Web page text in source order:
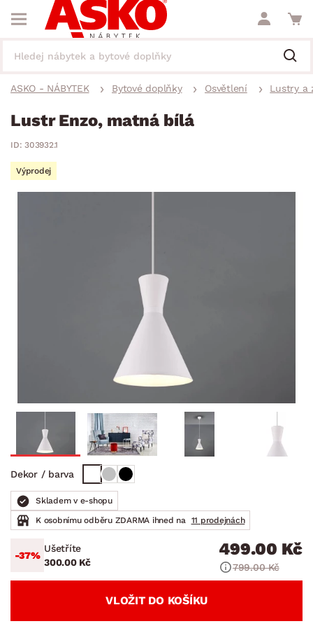
ASKO - NÁBYTEK Bytové doplňky Osvětlení Lustry a
Lustr Enzo, matná bílá
ID: 303932.1
Výprodej
Dekor / barva
Skladem v e-shopu
K osobnímu odběru ZDARMA ihned na
11 prodejnách
-37%
Ušetříte
300.00 Kč
499.00 Kč
799.00 Kč
VLOŽIT DO KOŠÍKU